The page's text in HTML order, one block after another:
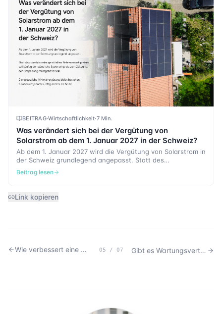
BEITRAG·Wirtschaftlichkeit·7 Min.
Was verändert sich bei der Vergütung von
Solarstrom ab dem 1. Januar 2027 in der Schweiz?
Ab dem 1. Januar 2027 wird die Vergütung von Solarstrom in
der Schweiz grundlegend angepasst. Statt des
quartalsweise gemittelten Referenzmarktpreises soll künftig
der stündliche Spotmarktpreis zum Zeitpunkt der
gesetzliche Minimalvergütung bestehen, funktioniert jedoch
künftig anders als heute. In diesem Artikel erfahren Sie,
Beitrag lesen
Link kopieren
Wie verbessert eine professionelle Betreuung die Wirtschaftlichkeit meiner Photovoltaikanlage? 05 / 07 Gibt es Wartungsverträge für langfristige Betreuung?